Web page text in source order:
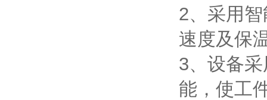
2、采用
速度及保
3、设备
能，使工